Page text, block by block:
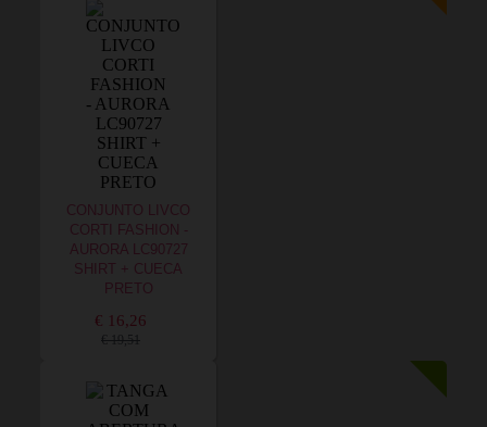
CONJUNTO LIVCO
CORTI FASHION -
AURORA LC90727
SHIRT + CUECA
PRETO
€ 16,26
€ 19,51